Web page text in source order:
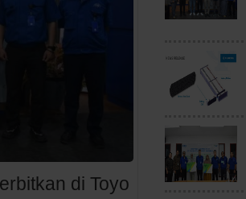
di Toyo